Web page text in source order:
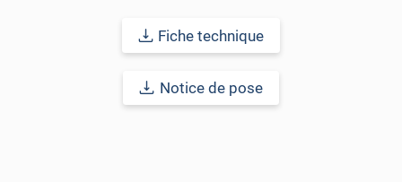
Durabilité : 5 à 8 ans en pose intérieure (anti craquèlement,
Afin de vous rendre compte de la qualité et de son rendu
véritable, nous vous conseillons de faire une demande
Fiche technique
Notice de pose